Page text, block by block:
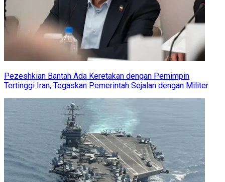
Pezeshkian Bantah Ada Keretakan dengan Pemimpin
Tertinggi Iran, Tegaskan Pemerintah Sejalan dengan Militer